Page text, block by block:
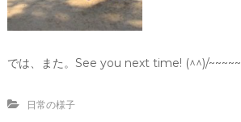
では、また。See you next time! (^^)/~~~~~
日常の様子